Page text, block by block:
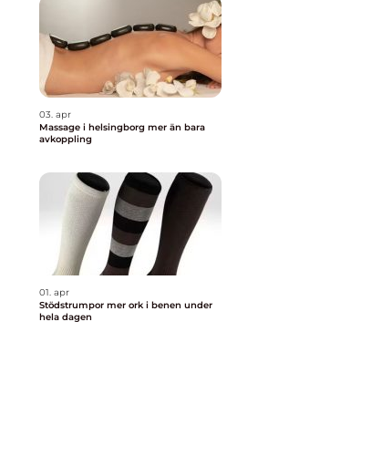
03. apr
Massage i helsingborg mer än bara
avkoppling
01. apr
Stödstrumpor mer ork i benen under
hela dagen